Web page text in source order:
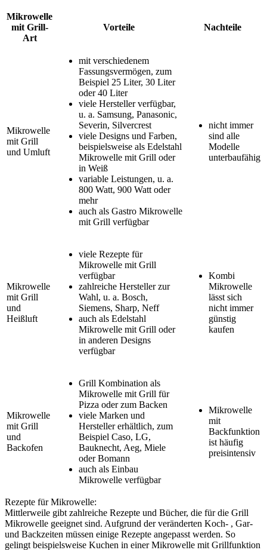
Mikrowelle
mit Grill-
Art
Vorteile Nachteile
Mikrowelle
mit Grill
und Umluft
mit verschiedenem
Fassungsvermögen, zum
Beispiel 25 Liter, 30 Liter
oder 40 Liter
viele Hersteller verfügbar,
u. a. Samsung, Panasonic,
Severin, Silvercrest
viele Designs und Farben,
beispielsweise als Edelstahl
Mikrowelle mit Grill oder
in Weiß
variable Leistungen, u. a.
800 Watt, 900 Watt oder
mehr
auch als Gastro Mikrowelle
mit Grill verfügbar
nicht immer
sind alle
Modelle
unterbaufähig
Mikrowelle
mit Grill
und
Heißluft
viele Rezepte für
Mikrowelle mit Grill
verfügbar
zahlreiche Hersteller zur
Wahl, u. a. Bosch,
Siemens, Sharp, Neff
auch als Edelstahl
Mikrowelle mit Grill oder
in anderen Designs
verfügbar
Kombi
Mikrowelle
lässt sich
nicht immer
günstig
kaufen
Mikrowelle
mit Grill
und
Backofen
Grill Kombination als
Mikrowelle mit Grill für
Pizza oder zum Backen
viele Marken und
Hersteller erhältlich, zum
Beispiel Caso, LG,
Bauknecht, Aeg, Miele
oder Bomann
auch als Einbau
Mikrowelle verfügbar
Mikrowelle
mit
Backfunktion
ist häufig
preisintensiv
Rezepte für Mikrowelle:
Mittlerweile gibt zahlreiche Rezepte und Bücher, die für die Grill
Mikrowelle geeignet sind. Aufgrund der veränderten Koch- , Gar-
und Backzeiten müssen einige Rezepte angepasst werden. So
gelingt beispielsweise Kuchen in einer Mikrowelle mit Grillfunktion